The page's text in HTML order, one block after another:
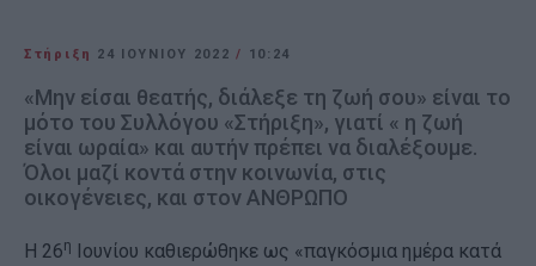
Στήριξη 24 ΙΟΥΝΊΟΥ 2022/ 10:24
«Μην είσαι θεατής, διάλεξε τη ζωή σου» είναι το
μότο του Συλλόγου «Στήριξη», γιατί « η ζωή
είναι ωραία» και αυτήν πρέπει να διαλέξουμε.
Όλοι μαζί κοντά στην κοινωνία, στις
οικογένειες, και στον ΑΝΘΡΩΠΟ
Η 26η Ιουνίου καθιερώθηκε ως «παγκόσμια ημέρα κατά